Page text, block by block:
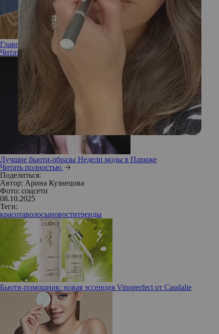
Главные прически Миланской недели моды
Читать полностью
Лучшие бьюти-образы Недели моды в Париже
Читать полностью
Поделиться:
Автор: Арина Кузнецова
Фото: соцсети
08.10.2025
Теги:
красотаволосыновоститренды
Бьюти-помощник: новая эссенция Vinoperfect от Caudalie